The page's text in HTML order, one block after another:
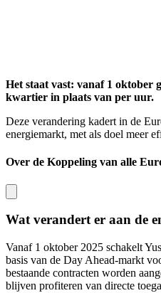
Het staat vast: vanaf 1 oktober
kwartier in plaats van per uur.
Deze verandering kadert in de
energiemarkt, met als doel meer
Over de Koppeling van alle
Wat verandert er aan de
Vanaf 1 oktober 2025 schakelt
basis van de Day Ahead-markt
bestaande contracten worden
blijven profiteren van directe